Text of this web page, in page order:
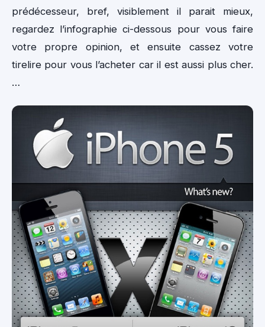
prédécesseur, bref, visiblement il parait mieux,
regardez l’infographie ci-dessous pour vous faire
votre propre opinion, et ensuite cassez votre
tirelire pour vous l’acheter car il est aussi plus cher.
…